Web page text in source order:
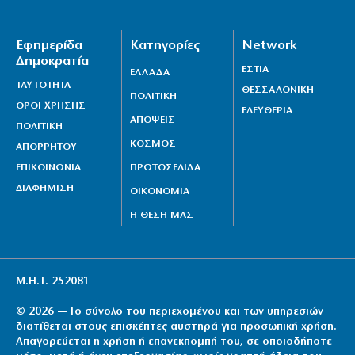
Αραβία, κύριε Μητσοτάκη!
8|08|2026 | 13:00
Εφημερίδα
Δημοκρατία
ΤΑΥΤΟΤΗΤΑ
ΟΡΟΙ ΧΡΗΣΗΣ
ΠΟΛΙΤΙΚΗ
ΑΠΟΡΡΗΤΟΥ
ΕΠΙΚΟΙΝΩΝΙΑ
ΔΙΑΦΗΜΙΣΗ
Κατηγορίες
ΕΛΛΑΔΑ
ΠΟΛΙΤΙΚΗ
ΑΠΟΨΕΙΣ
ΚΟΣΜΟΣ
ΠΡΩΤΟΣΕΛΙΔΑ
ΟΙΚΟΝΟΜΙΑ
Η ΘΕΣΗ ΜΑΣ
Network
ΕΣΤΙΑ
ΘΕΣΣΑΛΟΝΙΚΗ
ΕΛΕΥΘΕΡΙΑ
Μ.Η.Τ. 252081
© 2026 — Το σύνολο του περιεχομένου και των υπηρεσιών
διατίθεται στους επισκέπτες αυστηρά για προσωπική χρήση.
Απαγορεύεται η χρήση ή επανεκπομπή του, σε οποιοδήποτε